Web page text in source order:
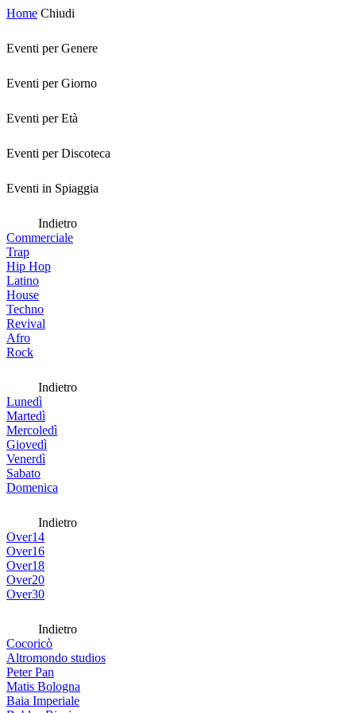
Home Chiudi
Eventi per Genere
Eventi per Giorno
Eventi per Età
Eventi per Discoteca
Eventi in Spiaggia
Indietro
Commerciale
Trap
Hip Hop
Latino
House
Techno
Revival
Afro
Rock
Indietro
Lunedì
Martedì
Mercoledì
Giovedì
Venerdì
Sabato
Domenica
Indietro
Over14
Over16
Over18
Over20
Over30
Indietro
Cocoricò
Altromondo studios
Peter Pan
Matis Bologna
Baia Imperiale